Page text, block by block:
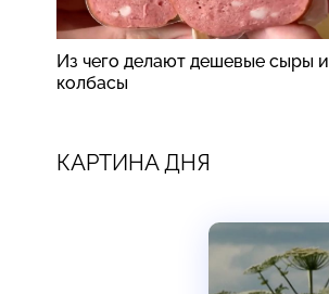
Из чего делают дешевые сыры и
колбасы
КАРТИНА ДНЯ